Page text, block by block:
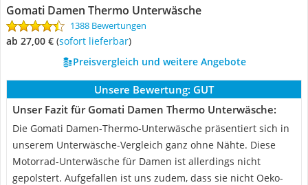
Gomati Damen Thermo Unterwäsche
1388 Bewertungen
ab 27,00 € ( Sofort lieferbar)
Preisvergleich und weitere Angebote
Unsere Bewertung: GUT
Unser Fazit für Gomati Damen Thermo Unterwäsche:
Die Gomati Damen-Thermo-Unterwäsche präsentiert sich in
unserem Unterwäsche-Vergleich ganz ohne Nähte. Diese
Motorrad-Unterwäsche für Damen ist allerdings nicht
gepolstert. Aufgefallen ist uns zudem, dass sie nicht Oeko-